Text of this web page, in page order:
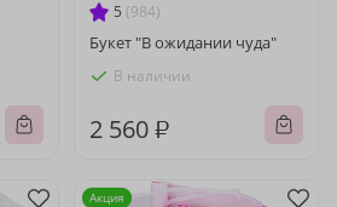
5 (984)
Букет "В ожидании чуда"
В наличии
2 560 ₽
Акция